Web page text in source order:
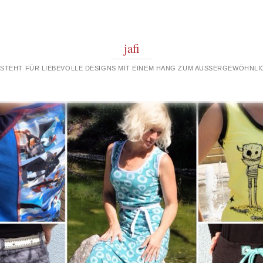
jafi
FÜR LIEBEVOLLE DESIGNS MIT EINEM HANG ZUM